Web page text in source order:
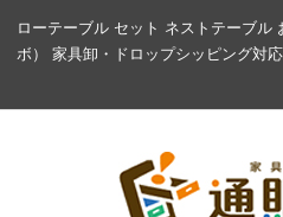
ローテーブル セット ネストテーブル
ボ） 家具卸・ドロップシッピング対応